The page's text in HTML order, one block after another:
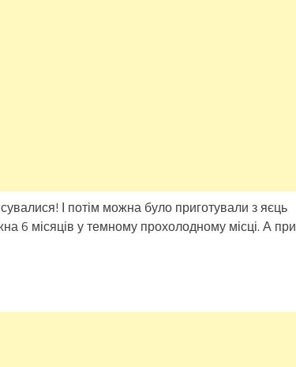
І потім можна було приготували з яєць
6 місяців у темному прохолодному місці. А при